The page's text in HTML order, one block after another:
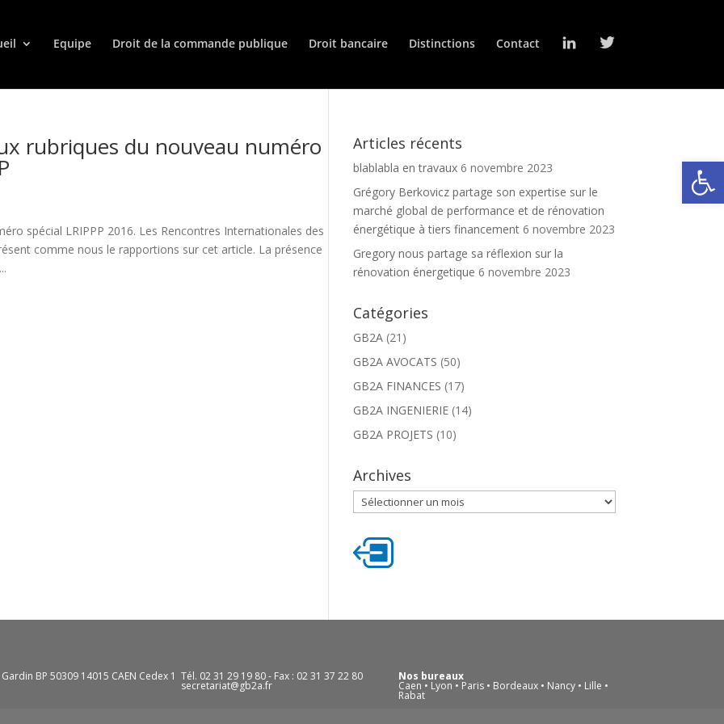
Equipe Droit de la commande publique Droit bancaire Distinctions Contact
e
T
t
rubriques du nouveau numéro
spécial LRIPPP 2016. Les Rencontres Internationales des
comme nous le rapportions sur cet article. La présence
Articles récents
blablabla en travaux 6 novembre 2023
Grégory Berkovicz partage son expertise sur le
marché global de performance et de rénovation
énergétique à tiers financement 6 novembre 2023
Gregory nous partage sa réflexion sur la
rénovation énergetique 6 novembre 2023
Catégories
GB2A(21)
GB2A AVOCATS (50)
GB2A FINANCES (17)
GB2A INGENIERIE(14)
GB2A PROJETS (10)
Archives
Archives
BP 50309 14015 CAEN Cedex 1 Tél. 02 31 29 19 80 - Fax : 02 31 37 22 80
secretariat@gb2a.fr
Nos bureaux
Caen • Lyon • Paris • Bordeaux • Nancy • Lille •
Rabat